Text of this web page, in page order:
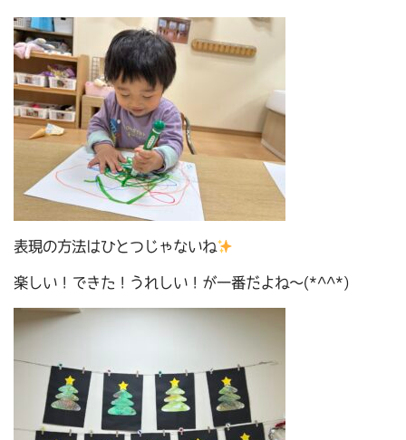
表現の方法はひとつじゃないね
楽しい！できた！うれしい！が一番だよね～(*^^*)